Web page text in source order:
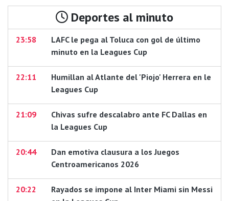
Deportes al minuto
23:58
LAFC le pega al Toluca con gol de último
minuto en la Leagues Cup
22:11
Humillan al Atlante del 'Piojo' Herrera en le
Leagues Cup
21:09
Chivas sufre descalabro ante FC Dallas en
la Leagues Cup
20:44
Dan emotiva clausura a los Juegos
Centroamericanos 2026
20:22
Rayados se impone al Inter Miami sin Messi